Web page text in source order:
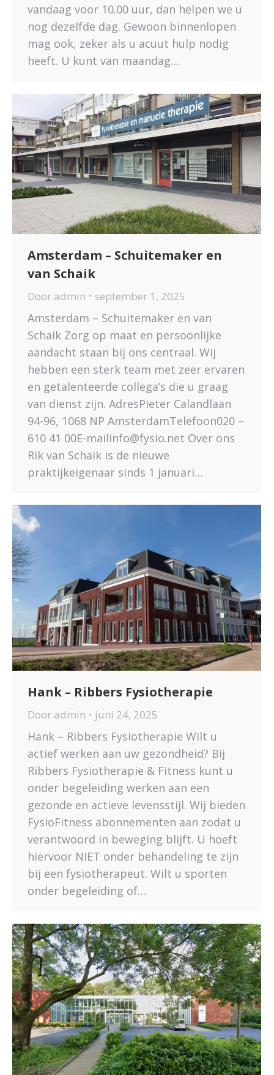
vandaag voor 10.00 uur, dan helpen we u
nog dezelfde dag. Gewoon binnenlopen
mag ook, zeker als u acuut hulp nodig
heeft. U kunt van maandag…
Amsterdam – Schuitemaker en
van Schaik
Door admin september 1, 2025
Amsterdam – Schuitemaker en van
Schaik Zorg op maat en persoonlijke
aandacht staan bij ons centraal. Wij
hebben een sterk team met zeer ervaren
en getalenteerde collega’s die u graag
van dienst zijn. AdresPieter Calandlaan
94-96, 1068 NP AmsterdamTelefoon020 –
610 41 00E-mailinfo@fysio.net Over ons
Rik van Schaik is de nieuwe
praktijkeigenaar sinds 1 januari…
Hank – Ribbers Fysiotherapie
Door admin juni 24, 2025
Hank – Ribbers Fysiotherapie Wilt u
actief werken aan uw gezondheid? Bij
Ribbers Fysiotherapie & Fitness kunt u
onder begeleiding werken aan een
gezonde en actieve levensstijl. Wij bieden
FysioFitness abonnementen aan zodat u
verantwoord in beweging blijft. U hoeft
hiervoor NIET onder behandeling te zijn
bij een fysiotherapeut. Wilt u sporten
onder begeleiding of…